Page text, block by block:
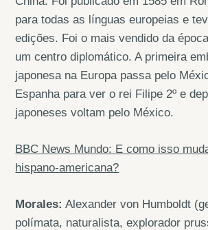
para todas as línguas europeias e
edições. Foi o mais vendido da
um centro diplomático. A primeira
japonesa na Europa passa pelo
Espanha para ver o rei Filipe 2º e
japoneses voltam pelo México.
BBC News Mundo: E como isso
hispano-americana?
Morales: Alexander von Humboldt
polímata, naturalista, explorador